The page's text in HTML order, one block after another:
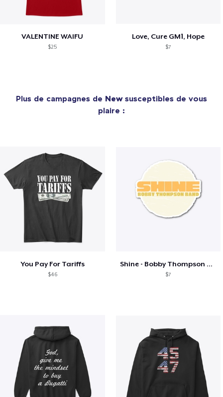
VALENTINE WAIFU
$25
Love, Cure GM1, Hope
$7
Plus de campagnes de Newsusceptibles de vous
plaire :
You Pay For Tariffs
$46
Shine - Bobby Thompson Band Merch
$7